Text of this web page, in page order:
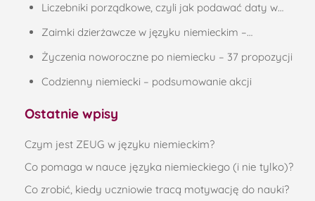
Liczebniki porządkowe, czyli jak podawać daty w…
Zaimki dzierżawcze w języku niemieckim –…
Życzenia noworoczne po niemiecku – 37 propozycji
Codzienny niemiecki – podsumowanie akcji
Ostatnie wpisy
Czym jest ZEUG w języku niemieckim?
Co pomaga w nauce języka niemieckiego (i nie tylko)?
Co zrobić, kiedy uczniowie tracą motywację do nauki?